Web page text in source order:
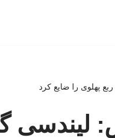
پهلوی را ضایع کرد
لیندسی